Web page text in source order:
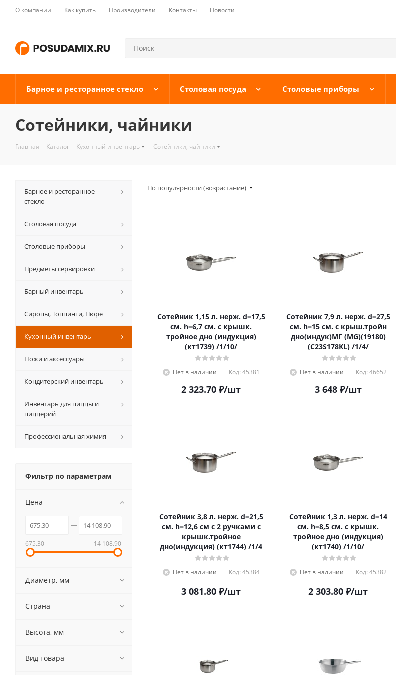
О компании Как купить Производители Контакты Новости
Барное и ресторанное стекло Столовая посуда Столовые приборы
Сотейники, чайники
Главная - Каталог - Кухонный инвентарь - Сотейники, чайники
По популярности (возрастание)
Сотейник 1,15 л. нерж. d=17,5
см. h=6,7 см. с крышк.
тройное дно (индукция)
(кт1739) /1/10/
Нет в наличии Код: 45381
2 323.70 ₽/шт
Сотейник 7,9 л. нерж. d=27,5
см. h=15 см. с крыш.тройн
дно(индук)МГ (MG)(19180)
(С23S178KL) /1/4/
Нет в наличии Код: 46652
3 648₽/шт
Сотейник 3,8 л. нерж. d=21,5
см. h=12,6 см с 2 ручками с
крышк.тройное
дно(индукция) (кт1744) /1/4
Нет в наличии Код: 45384
3 081.80 ₽/шт
Сотейник 1,3 л. нерж. d=14
см. h=8,5 см. с крышк.
тройное дно (индукция)
(кт1740) /1/10/
Нет в наличии Код: 45382
2 303.80 ₽/шт
Барное и ресторанное
стекло
Столовая посуда
Столовые приборы
Предметы сервировки
Барный инвентарь
Сиропы, Топпинги, Пюре
Кухонный инвентарь
Ножи и аксессуары
Кондитерский инвентарь
Инвентарь для пиццы и
пиццерий
Профессиональная химия
Фильтр по параметрам
Цена
675.30 14 108.90
Диаметр, мм
Страна
Высота, мм
Вид товара